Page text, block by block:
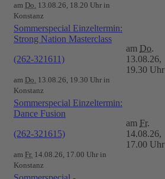
am Do. 13.08.26, 18.20 Uhr in
Konstanz
Sommerspecial Einzeltermin:
Strong Nation Masterclass
(262-321611)
am Do. 13.08.26, 19.30 Uhr in
Konstanz
am Do.
13.08.26,
19.30 Uhr
Sommerspecial Einzeltermin:
Dance Fusion
(262-321615)
am Fr. 14.08.26, 17.00 Uhr in
Konstanz
am Fr.
14.08.26,
17.00 Uhr